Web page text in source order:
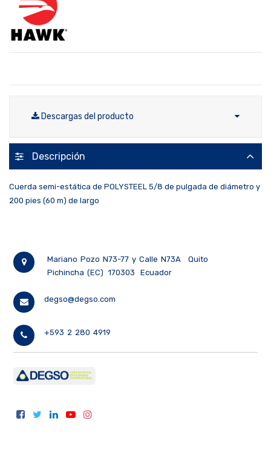
Descargas del producto
Descripción
Cuerda semi-estática de POLYSTEEL 5/8 de pulgada de diámetro y
200 pies (60 m) de largo
Mariano Pozo N73-77 y Calle N73A
Quito
Pichincha (EC)
170303 Ecuador
degso@degso.com
+593 2 280 4919